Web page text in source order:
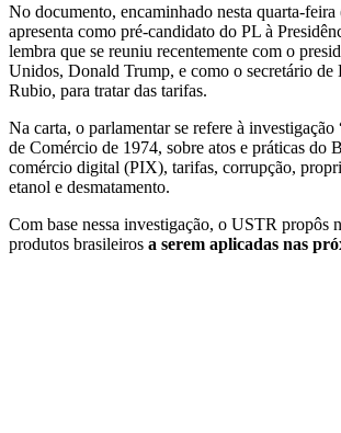
No documento, encaminhado nesta quarta-feira
apresenta como pré-candidato do PL à
lembra que se reuniu recentemente com o
Unidos, Donald Trump, e como o secretário de
Rubio, para tratar das tarifas.
Na carta, o parlamentar se refere à investigação
de Comércio de 1974, sobre atos e práticas do
comércio digital (PIX), tarifas, corrupção,
etanol e desmatamento.
Com base nessa investigação, o USTR propôs
produtos brasileiros a serem aplicadas nas